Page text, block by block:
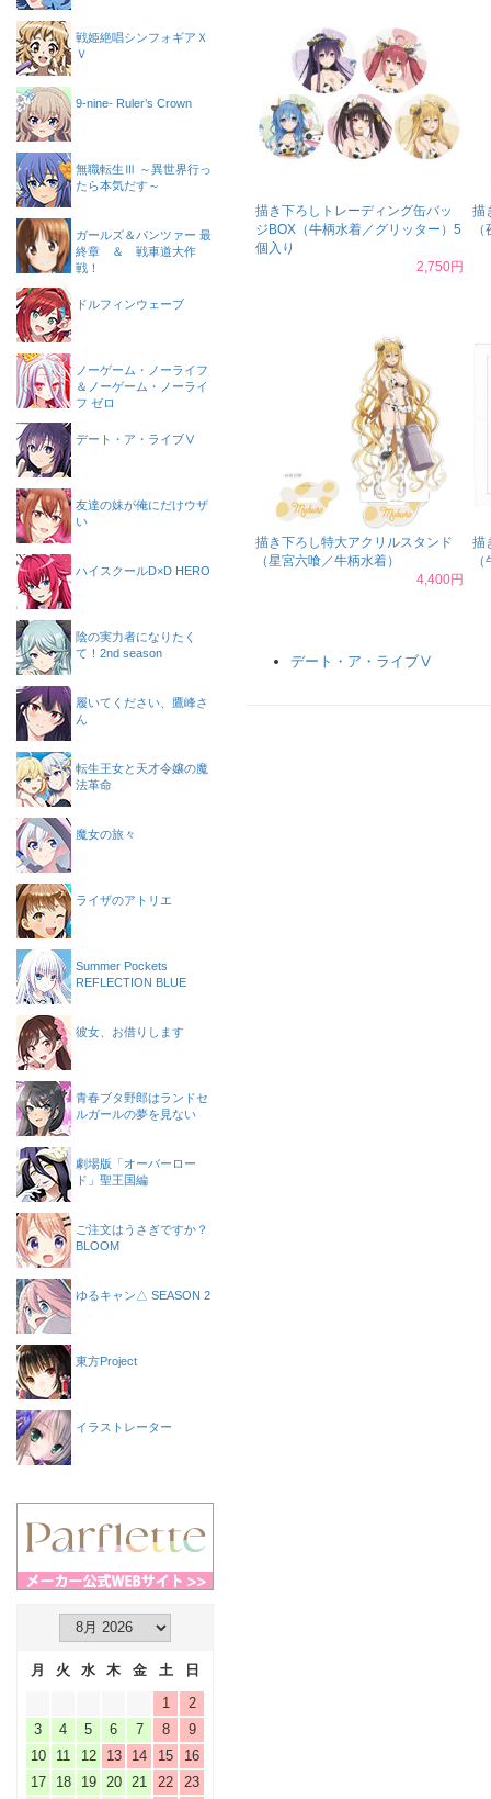
描き下ろしトレーディング缶バッ
ジBOX（牛柄水着／グリッター）5
個入り
2,750円
描
描き下ろし特大アクリルスタンド
（星宮六喰／牛柄水着）
4,400円
描
デート・ア・ライブⅤ
戦姫絶唱シンフォギアＸ
Ｖ
9-nine- Ruler’s Crown
無職転生Ⅲ ～異世界行っ
たら本気だす～
ガールズ＆パンツァー 最
終章 ＆ 戦車道大作
戦！
ドルフィンウェーブ
ノーゲーム・ノーライフ
＆ノーゲーム・ノーライ
フ ゼロ
デート・ア・ライブⅤ
友達の妹が俺にだけウザ
い
ハイスクールD×D HERO
陰の実力者になりたく
て！2nd season
履いてください、鷹峰さ
ん
転生王女と天才令嬢の魔
法革命
魔女の旅々
ライザのアトリエ
Summer Pockets
REFLECTION BLUE
彼女、お借りします
青春ブタ野郎はランドセ
ルガールの夢を見ない
劇場版「オーバーロー
ド」聖王国編
ご注文はうさぎですか？
BLOOM
ゆるキャン△ SEASON 2
東方Project
イラストレーター
月 火 水 木 金 土
日
1
2
3
4 5 6 7 8
9
10
11 12 13 14 15
16
17
18 19 20 21 22
23